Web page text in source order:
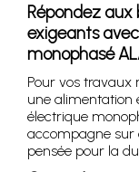
Répondez aux
exigeants
monophasé
Pour vos travaux
une alimentation
électrique
accompagne sur
pensée pour la